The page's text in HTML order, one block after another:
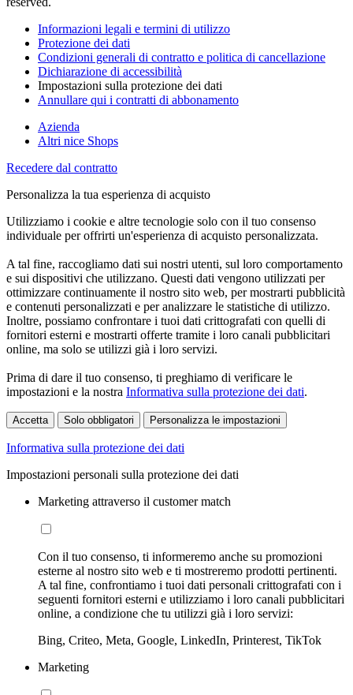
Informazioni legali e termini di utilizzo
Protezione dei dati
Condizioni generali di contratto e politica di cancellazione
Dichiarazione di accessibilità
Impostazioni sulla protezione dei dati
Annullare qui i contratti di abbonamento
Azienda
Altri nice Shops
Recedere dal contratto
Personalizza la tua esperienza di acquisto
Utilizziamo i cookie e altre tecnologie solo con il tuo consenso
individuale per offrirti un'esperienza di acquisto personalizzata.
A tal fine, raccogliamo dati sui nostri utenti, sul loro comportamento
e sui dispositivi che utilizzano. Questi dati vengono utilizzati per
ottimizzare continuamente il nostro sito web, per mostrarti pubblicità
e contenuti personalizzati e per analizzare le statistiche di utilizzo.
Inoltre, possiamo confrontare i tuoi dati crittografati con quelli di
fornitori esterni e mostrarti offerte tramite i loro canali pubblicitari
online, ma solo se utilizzi già i loro servizi.
Prima di dare il tuo consenso, ti preghiamo di verificare le
impostazioni e la nostra Informativa sulla protezione dei dati.
Accetta Solo obbligatori Personalizza le impostazioni
Informativa sulla protezione dei dati
Impostazioni personali sulla protezione dei dati
Marketing attraverso il customer match
Con il tuo consenso, ti informeremo anche su promozioni
esterne al nostro sito web e ti mostreremo prodotti pertinenti.
A tal fine, confrontiamo i tuoi dati personali crittografati con i
seguenti fornitori esterni e utilizziamo i loro canali pubblicitari
online, a condizione che tu utilizzi già i loro servizi:
Bing, Criteo, Meta, Google, LinkedIn, Printerest, TikTok
Marketing